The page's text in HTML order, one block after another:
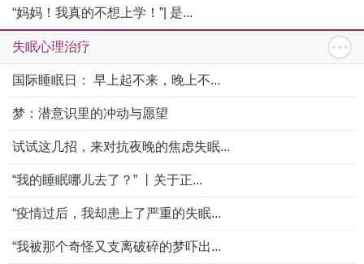
“妈妈！我真的不想上学！”| 是...
失眠心理治疗
国际睡眠日： 早上起不来，晚上不...
梦：潜意识里的冲动与愿望
试试这几招，来对抗夜晚的焦虑失眠...
“我的睡眠哪儿去了？” 丨关于正...
“疫情过后，我却患上了严重的失眠...
“我被那个奇怪又支离破碎的梦吓出...